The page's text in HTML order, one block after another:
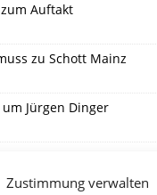
Zustimmung verwalten
Auftakt
zu Schott Mainz
Jürgen Dinger